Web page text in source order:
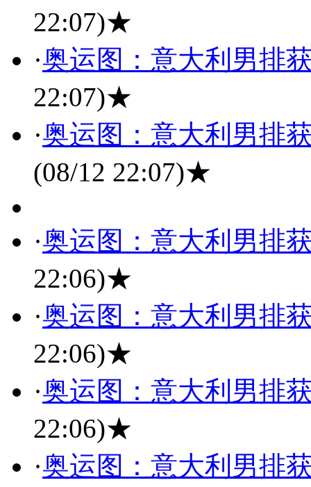
22:07)★
·奥运图：意大利男排
22:07)★
·奥运图：意大利男排
(08/12 22:07)★
·奥运图：意大利男排
22:06)★
·奥运图：意大利男排
22:06)★
·奥运图：意大利男排
22:06)★
·奥运图：意大利男排